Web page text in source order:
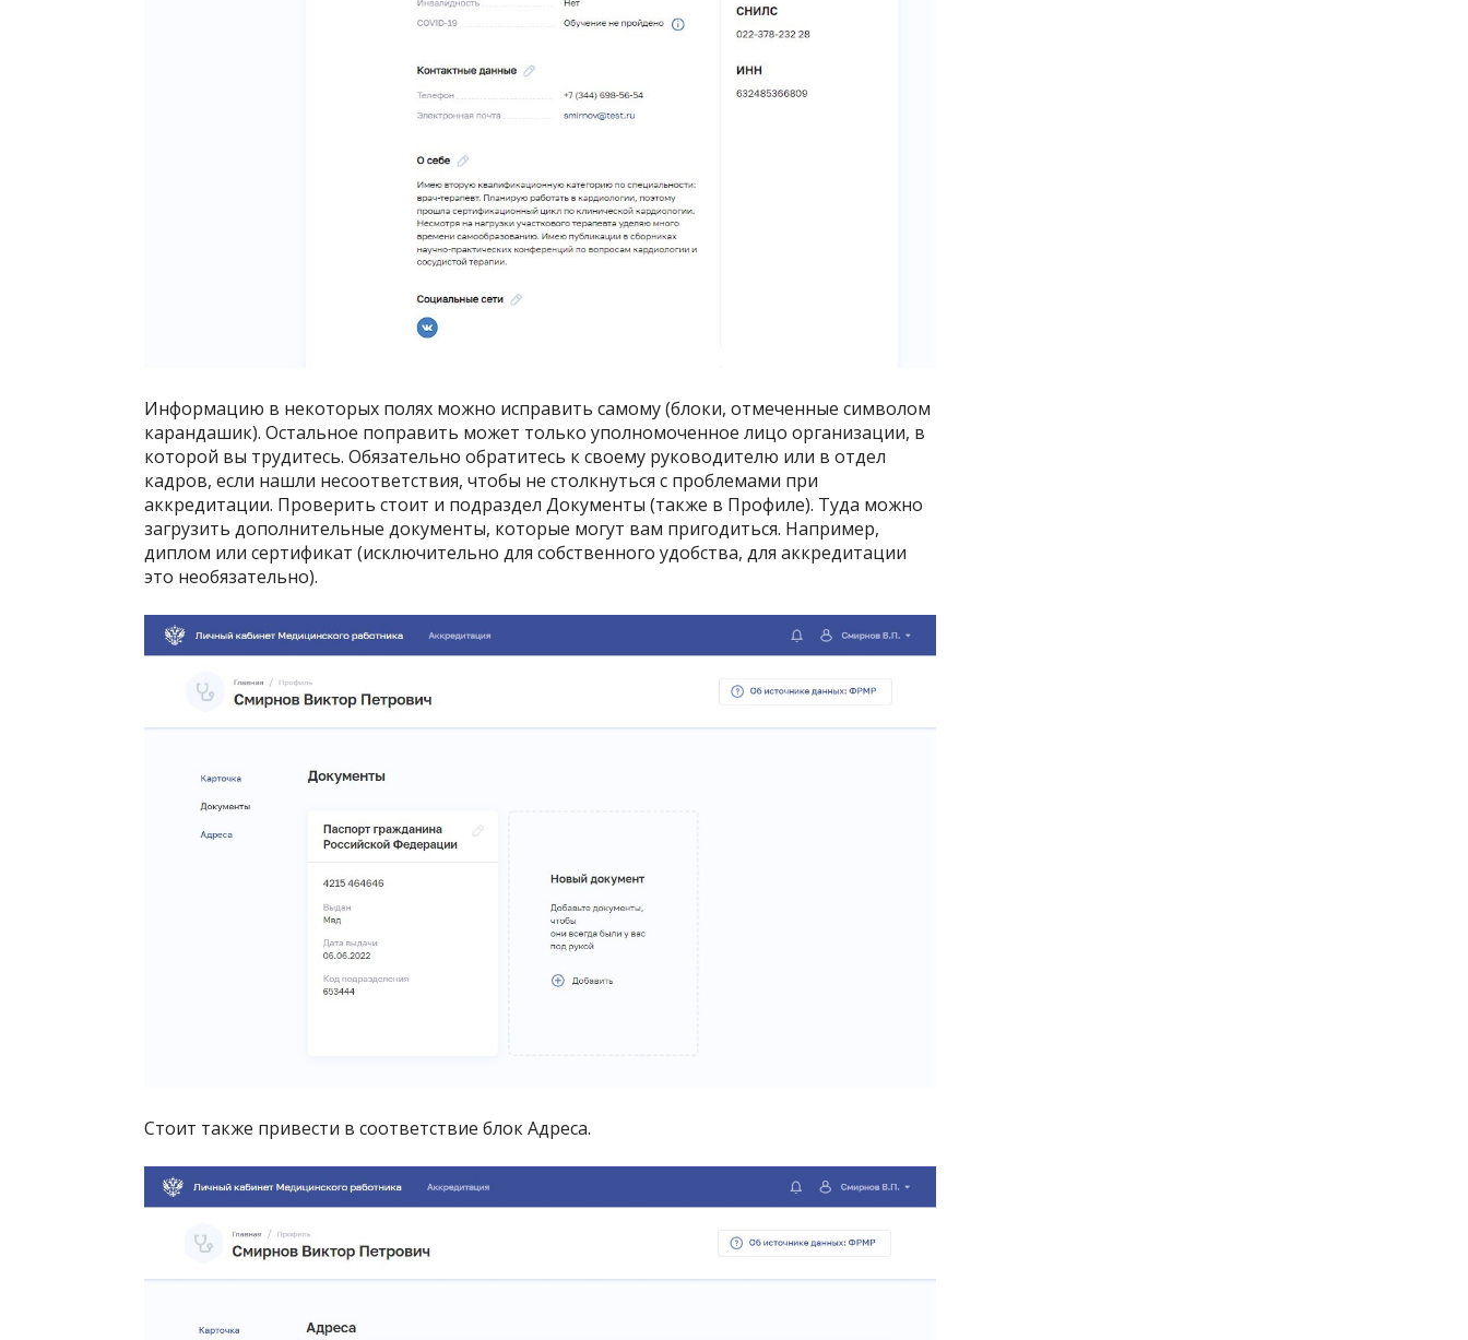
Информацию в некоторых полях можно исправить самому (блоки, отмеченные символом
карандашик). Остальное поправить может только уполномоченное лицо организации, в
которой вы трудитесь. Обязательно обратитесь к своему руководителю или в отдел
кадров, если нашли несоответствия, чтобы не столкнуться с проблемами при
аккредитации. Проверить стоит и подраздел Документы (также в Профиле). Туда можно
загрузить дополнительные документы, которые могут вам пригодиться. Например,
диплом или сертификат (исключительно для собственного удобства, для аккредитации
это необязательно).
Стоит также привести в соответствие блок Адреса.